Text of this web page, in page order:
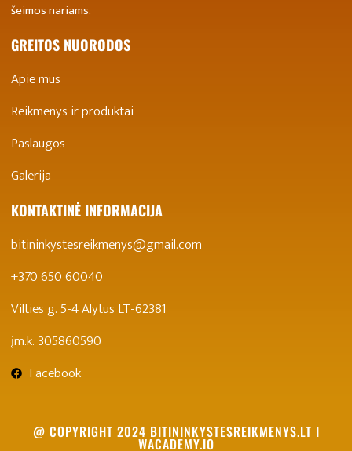
šeimos nariams.
GREITOS NUORODOS
Apie mus
Reikmenys ir produktai
Paslaugos
Galerija
KONTAKTINĖ INFORMACIJA
bitininkystesreikmenys@gmail.com
+370 650 60040
Vilties g. 5-4 Alytus LT-62381
įm.k. 305860590
Facebook
@ COPYRIGHT 2024 BITININKYSTESREIKMENYS.LT I
WACADEMY.IO